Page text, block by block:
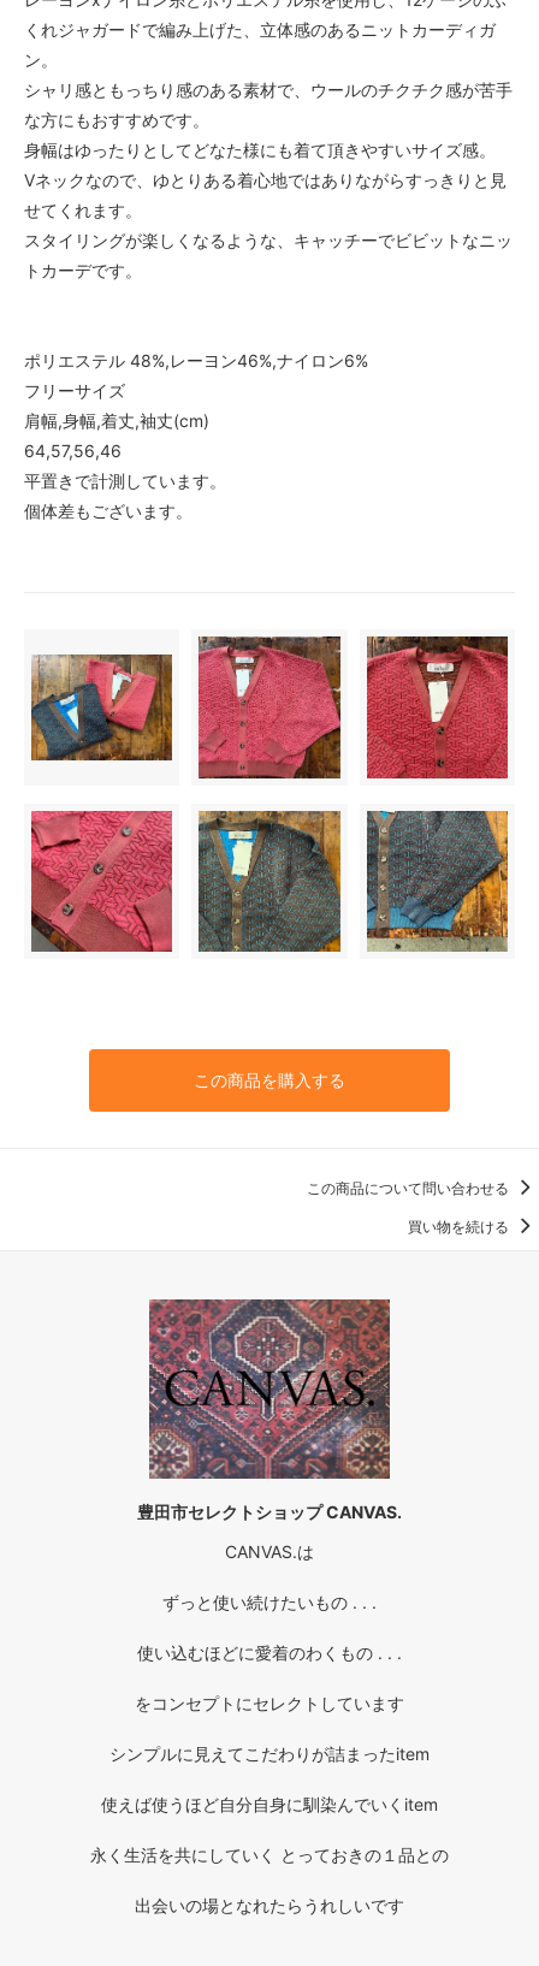
くれジャガードで編み上げた、立体感のあるニットカーディガ
ン。
シャリ感ともっちり感のある素材で、ウールのチクチク感が苦手
な方にもおすすめです。
身幅はゆったりとしてどなた様にも着て頂きやすいサイズ感。
Vネックなので、ゆとりある着心地ではありながらすっきりと見
せてくれます。
スタイリングが楽しくなるような、キャッチーでビビットなニッ
トカーデです。
ポリエステル 48%,レーヨン46%,ナイロン6%
フリーサイズ
肩幅,身幅,着丈,袖丈(cm)
64,57,56,46
平置きで計測しています。
個体差もございます。
この商品を購入する
この商品について問い合わせる
買い物を続ける
豊田市セレクトショップ CANVAS.
CANVAS.は
ずっと使い続けたいもの . . .
使い込むほどに愛着のわくもの . . .
をコンセプトにセレクトしています
シンプルに見えてこだわりが詰まったitem
使えば使うほど自分自身に馴染んでいくitem
永く生活を共にしていく とっておきの１品との
出会いの場となれたらうれしいです